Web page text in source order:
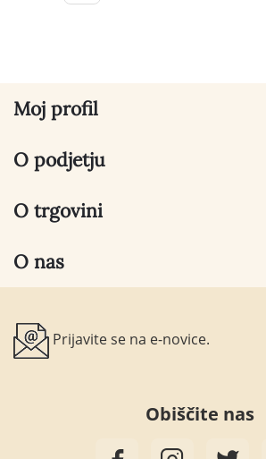
Moj profil
O podjetju
O trgovini
O nas
Prijavite se na e-novice.
Obiščite nas